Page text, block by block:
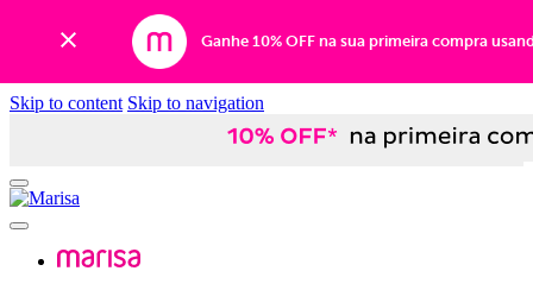
Ganhe 10% OFF na sua primeira compra
Skip to content Skip to navigation